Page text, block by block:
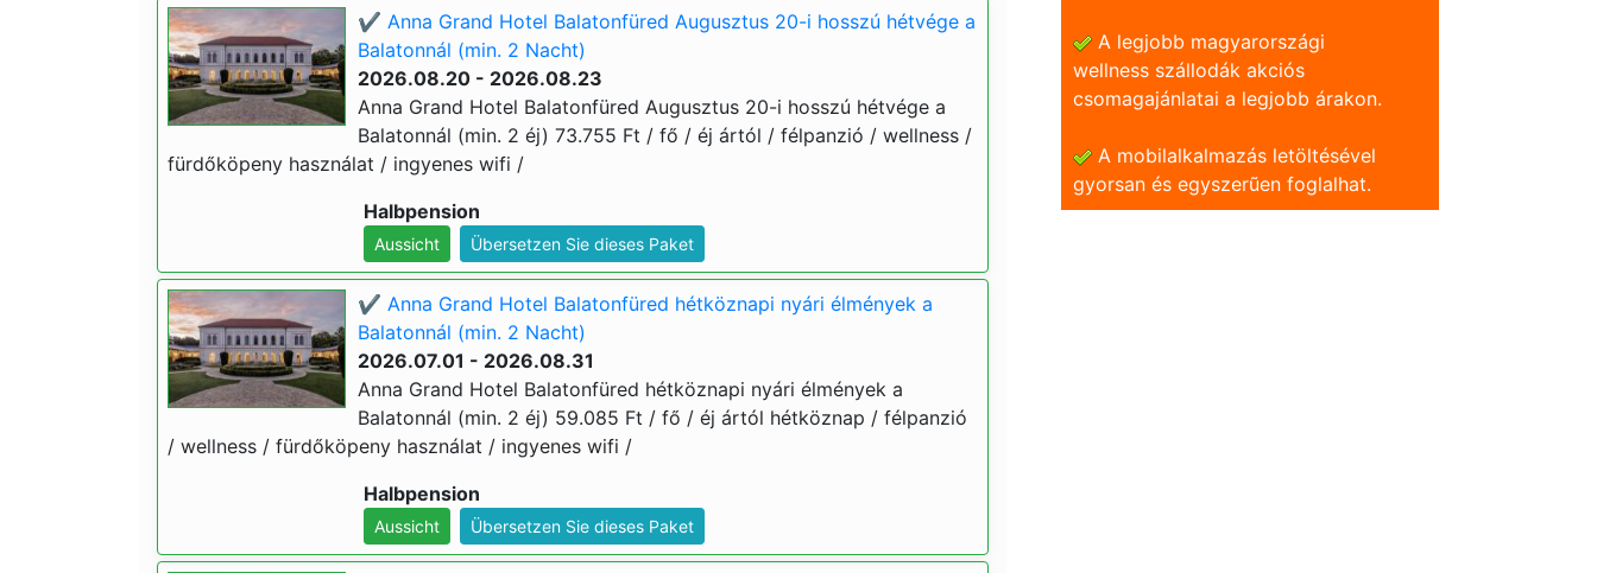
✔️ Anna Grand Hotel Balatonfüred Augusztus 20-i hosszú hétvége a
Balatonnál (min. 2 Nacht)
2026.08.20 - 2026.08.23
Anna Grand Hotel Balatonfüred Augusztus 20-i hosszú hétvége a
Balatonnál (min. 2 éj) 73.755 Ft / fő / éj ártól / félpanzió / wellness /
fürdőköpeny használat / ingyenes wifi /
Halbpension
Aussicht Übersetzen Sie dieses Paket
✔️ Anna Grand Hotel Balatonfüred hétköznapi nyári élmények a
Balatonnál (min. 2 Nacht)
2026.07.01 - 2026.08.31
Anna Grand Hotel Balatonfüred hétköznapi nyári élmények a
Balatonnál (min. 2 éj) 59.085 Ft / fő / éj ártól hétköznap / félpanzió
/ wellness / fürdőköpeny használat / ingyenes wifi /
Halbpension
Aussicht Übersetzen Sie dieses Paket
A legjobb magyarországi
wellness szállodák akciós
csomagajánlatai a legjobb árakon.
A mobilalkalmazás letöltésével
gyorsan és egyszerũen foglalhat.